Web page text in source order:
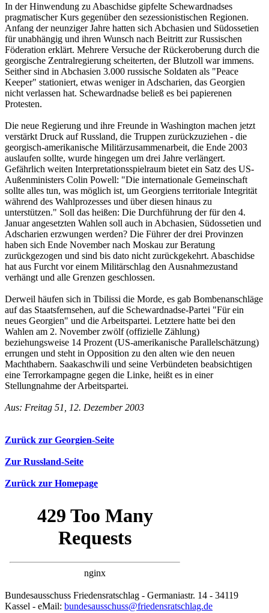
In der Hinwendung zu Abaschidse gipfelte Schewardnadses
pragmatischer Kurs gegenüber den sezessionistischen Regionen.
Anfang der neunziger Jahre hatten sich Abchasien und Südossetien
für unabhängig und ihren Wunsch nach Beitritt zur Russischen
Föderation erklärt. Mehrere Versuche der Rückeroberung durch die
georgische Zentralregierung scheiterten, der Blutzoll war immens.
Seither sind in Abchasien 3.000 russische Soldaten als "Peace
Keeper" stationiert, etwas weniger in Adscharien, das Georgien
nicht verlassen hat. Schewardnadse beließ es bei papierenen
Protesten.
Die neue Regierung und ihre Freunde in Washington machen jetzt
verstärkt Druck auf Russland, die Truppen zurückzuziehen - die
georgisch-amerikanische Militärzusammenarbeit, die Ende 2003
auslaufen sollte, wurde hingegen um drei Jahre verlängert.
Gefährlich weiten Interpretationsspielraum bietet ein Satz des US-
Außenministers Colin Powell: "Die internationale Gemeinschaft
sollte alles tun, was möglich ist, um Georgiens territoriale Integrität
während des Wahlprozesses und über diesen hinaus zu
unterstützen." Soll das heißen: Die Durchführung der für den 4.
Januar angesetzten Wahlen soll auch in Abchasien, Südossetien und
Adscharien erzwungen werden? Die Führer der drei Provinzen
haben sich Ende November nach Moskau zur Beratung
zurückgezogen und sind bis dato nicht zurückgekehrt. Abaschidse
hat aus Furcht vor einem Militärschlag den Ausnahmezustand
verhängt und alle Grenzen geschlossen.
Derweil häufen sich in Tbilissi die Morde, es gab Bombenanschläge
auf das Staatsfernsehen, auf die Schewardnadse-Partei "Für ein
neues Georgien" und die Arbeitspartei. Letztere hatte bei den
Wahlen am 2. November zwölf (offizielle Zählung)
beziehungsweise 14 Prozent (US-amerikanische Parallelschätzung)
errungen und steht in Opposition zu den alten wie den neuen
Machthabern. Saakaschwili und seine Verbündeten beabsichtigen
eine Terrorkampagne gegen die Linke, heißt es in einer
Stellungnahme der Arbeitspartei.
Aus: Freitag 51, 12. Dezember 2003
Zurück zur Georgien-Seite
Zur Russland-Seite
Zurück zur Homepage
Bundesausschuss Friedensratschlag - Germaniastr. 14 - 34119
Kassel - eMail: bundesausschuss@friedensratschlag.de